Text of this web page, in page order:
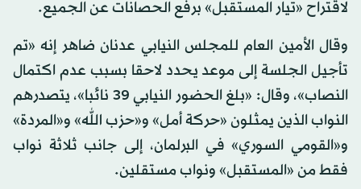
لاقتراح «تيار المستقبل» برفع الحصانات عن الجميع.
وقال الأمين العام للمجلس النيابي عدنان ضاهر إنه «تم
تأجيل الجلسة إلى موعد يحدد لاحقا بسبب عدم اكتمال
النصاب»، وقال: «بلغ الحضور النيابي 39 نائبا»، يتصدرهم
النواب الذين يمثلون «حركة أمل» و«حزب الله» و«المردة»
و«القومي السوري» في البرلمان، إلى جانب ثلاثة نواب
فقط من «المستقبل» ونواب مستقلين.